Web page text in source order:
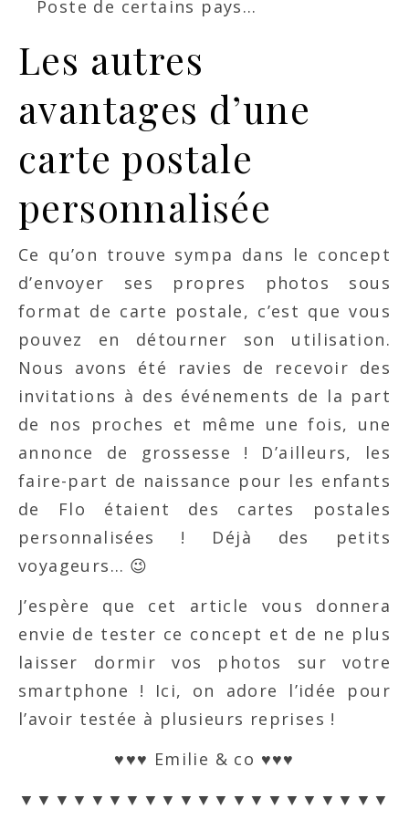
Poste de certains pays…
Les autres
avantages d’une
carte postale
personnalisée
Ce qu’on trouve sympa dans le concept
d’envoyer ses propres photos sous
format de carte postale, c’est que vous
pouvez en détourner son utilisation.
Nous avons été ravies de recevoir des
invitations à des événements de la part
de nos proches et même une fois, une
annonce de grossesse ! D’ailleurs, les
faire-part de naissance pour les enfants
de Flo étaient des cartes postales
personnalisées ! Déjà des petits
voyageurs… 😉
J’espère que cet article vous donnera
envie de tester ce concept et de ne plus
laisser dormir vos photos sur votre
smartphone ! Ici, on adore l’idée pour
l’avoir testée à plusieurs reprises !
♥♥♥ Emilie & co ♥♥♥